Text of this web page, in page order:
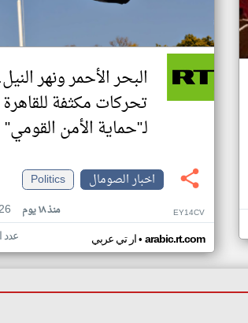
البحر الأحمر ونهر
تحركات مكثفة للقاهرة
لـ"حماية الأمن القومي"
اخبار الصومال
Politics
منذ ١٨ يوم EY14CV
ار تي عربي• arabic.rt.com عدد